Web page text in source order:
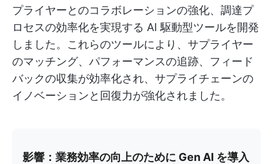
プライヤーとのコラボレーションの強化、調達プ
ロセスの効率化を実現する AI 駆動型ツールを開発
しました。これらのツールにより、サプライヤー
のマッチング、パフォーマンスの追跡、フィード
バックの収集が効率化され、サプライチェーンの
イノベーションと回復力が強化されました。
影響：業務効率の向上のために Gen AI を導入